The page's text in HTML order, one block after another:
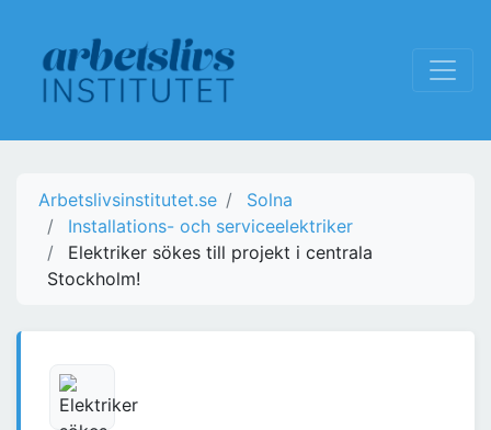
Arbetslivsinstitutet.se
Solna
Installations- och serviceelektriker
Elektriker sökes till projekt i centrala
Stockholm!